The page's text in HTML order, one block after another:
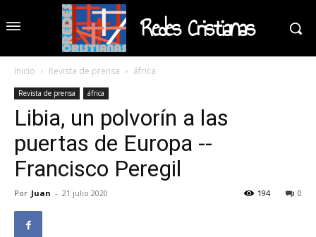
Redes Cristianas
Inicio Revista de prensa áfrica
Revista de prensa áfrica
Libia, un polvorín a las
puertas de Europa --
Francisco Peregil
Por Juan - 21 julio 2020 0
194